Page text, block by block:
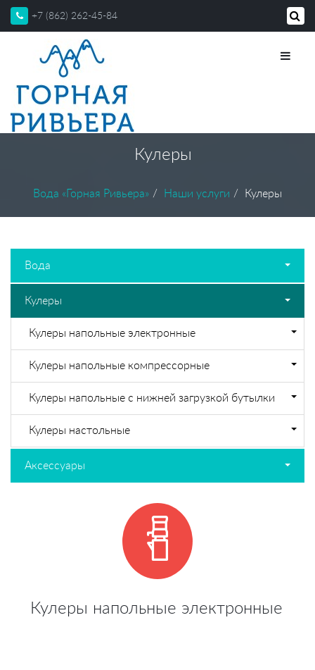
+7 (862) 262-45-84
Кулеры
Вода «Горная Ривьера» Наши услуги Кулеры
Вода
Кулеры
Кулеры напольные электронные
Кулеры напольные компрессорные
Кулеры напольные с нижней загрузкой бутылки
Кулеры настольные
Аксессуары
Кулеры напольные электронные